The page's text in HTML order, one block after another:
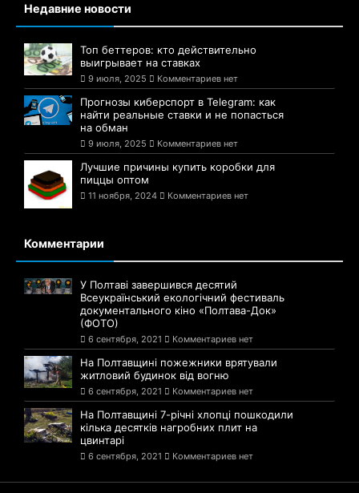
Недавние новости
Топ беттеров: кто действительно
выигрывает на ставках
9 июля, 2025 Комментариев нет
Прогнозы киберспорт в Telegram: как
найти реальные ставки и не попасться
на обман
9 июля, 2025 Комментариев нет
Лучшие причины купить коробки для
пиццы оптом
11 ноября, 2024 Комментариев нет
Комментарии
У Полтаві завершився десятий
Всеукраїнський екологічний фестиваль
документального кіно «Полтава-Док»
(ФОТО)
6 сентября, 2021 Комментариев нет
На Полтавщині пожежники врятували
житловий будинок від вогню
6 сентября, 2021 Комментариев нет
На Полтавщині 7-річні хлопці пошкодили
кілька десятків нагробних плит на
цвинтарі
6 сентября, 2021 Комментариев нет